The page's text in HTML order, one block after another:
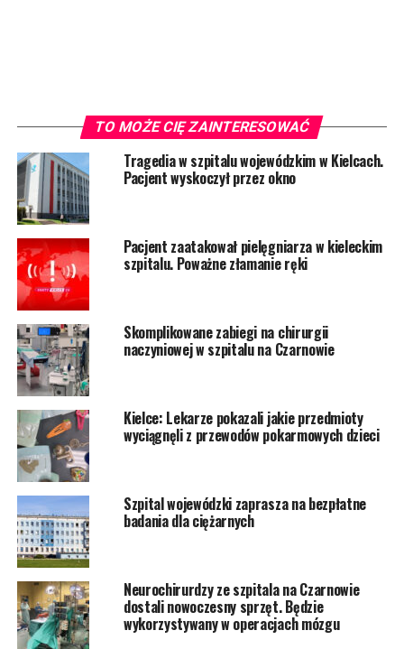
TO MOŻE CIĘ ZAINTERESOWAĆ
Tragedia w szpitalu wojewódzkim w Kielcach.
Pacjent wyskoczył przez okno
Pacjent zaatakował pielęgniarza w kieleckim
szpitalu. Poważne złamanie ręki
Skomplikowane zabiegi na chirurgii
naczyniowej w szpitalu na Czarnowie
Kielce: Lekarze pokazali jakie przedmioty
wyciągnęli z przewodów pokarmowych dzieci
Szpital wojewódzki zaprasza na bezpłatne
badania dla ciężarnych
Neurochirurdzy ze szpitala na Czarnowie
dostali nowoczesny sprzęt. Będzie
wykorzystywany w operacjach mózgu